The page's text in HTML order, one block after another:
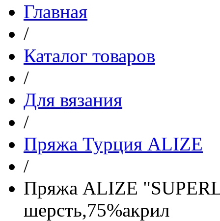
Главная
/
Каталог товаров
/
Для вязания
/
Пряжа Турция ALIZE
/
Пряжа ALIZE
шерсть,75%акрил